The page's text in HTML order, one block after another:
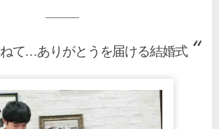
て…ありがとうを届ける結婚式